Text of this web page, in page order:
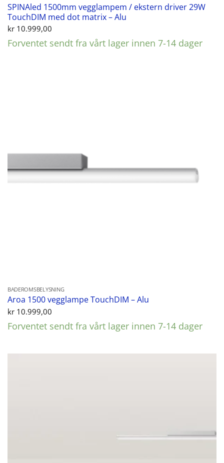
SPINAled 1500mm vegglampem / ekstern driver 29W
TouchDIM med dot matrix – Alu
kr10.999,00
Forventet sendt fra vårt lager innen 7-14 dager
BADEROMSBELYSNING
Aroa 1500 vegglampe TouchDIM – Alu
kr10.999,00
Forventet sendt fra vårt lager innen 7-14 dager